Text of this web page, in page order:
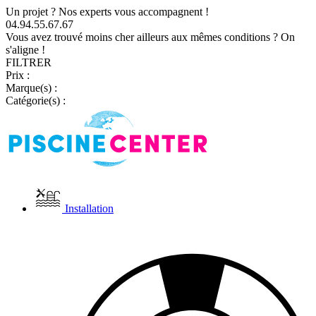
Un projet ? Nos experts vous accompagnent !
04.94.55.67.67
Vous avez trouvé moins cher ailleurs aux mêmes conditions ? On
s'aligne !
FILTRER
Prix :
Marque(s) :
Catégorie(s) :
Installation